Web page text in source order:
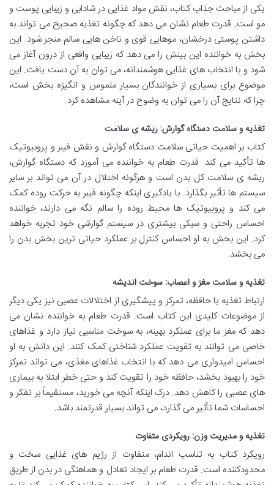
یکی از مباحث جذاب کتاب، نقش مواد غذایی در شادابی و زیبایی پوست و
مو است. قدرت طعام نشان می دهد که چگونه تغذیه صحیح می تواند به
داشتن پوستی درخشان، موهایی قوی و ناخن هایی سالم منجر شود. این
بخش به خواننده این بینش را می دهد که زیبایی واقعی از درون آغاز می
شود و با انتخاب های غذایی هوشمندانه، می توان به آن دست یافت. این
موضوع برای بسیاری از خوانندگان بسیار ملموس و انگیزه بخش است،
چرا که نتایج آن را می توان به وضوح در آینه مشاهده کرد.
تغذیه و سلامت دستگاه گوارش: ریشه ی سلامت
کتاب بر اهمیت حیاتی سلامت دستگاه گوارش و نقش فیبر و پروبیوتیک
ها تأکید می کند. قدرت طعام به خواننده می آموزد که دستگاه گوارش،
ریشه ی سلامت کل بدن است و هرگونه اختلال در آن می تواند بر سایر
سیستم ها تأثیر بگذارد. با یادگیری اینکه چگونه فیبر به حرکت روده کمک
می کند و پروبیوتیک ها محیط روده را سالم نگه می دارند، خواننده
احساس راحتی و سبکی بیشتری در سیستم گوارشی خود تجربه خواهد
کرد. این بخش به او احساس کنترل بر عملکرد حیاتی ترین بخش بدن را
می بخشد.
تغذیه و سلامت مغز و اعصاب: سوخت اندیشه
ارتباط تغذیه با حافظه، تمرکز و پیشگیری از اختلالات عصبی نیز یکی دیگر
از موضوعات کلیدی این کتاب است. قدرت طعام به خواننده نشان می
دهد که مغز ما برای عملکرد بهینه، به سوخت مناسبی نیاز دارد و غذاهای
خاصی می توانند به تقویت عملکرد شناختی کمک کنند. این دانش به او
احساس امیدواری می دهد که با انتخاب غذاهای مغذی، می تواند تمرکز
خود را بهبود بخشد، حافظه خود را تقویت کند و حتی خطر ابتلا به بیماری
های عصبی را کاهش دهد. درک اینکه آنچه می خورید، مستقیماً بر تفکر و
احساسات شما تأثیر می گذارد، می تواند بسیار قدرتمند باشد.
تغذیه و مدیریت وزن: رویکردی متفاوت
رویکرد کتاب به تناسب اندام، متفاوت از رژیم های غذایی سخت و
محدودکننده است. قدرت طعام بر ایجاد تعادل و هماهنگی در بدن از طریق